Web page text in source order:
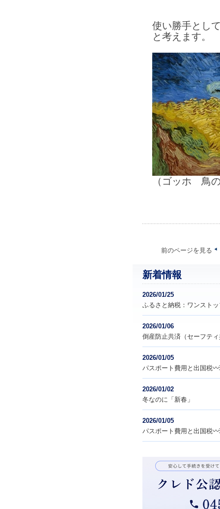
使い勝手とし
と考えます。
（ゴッホ 鳥
前のページを見る
新着情報
2026/01/25
ふるさと納税：ワンスト
2026/01/06
倒産防止共済（セーフテ
2026/01/05
パスポート費用と出国税
2026/01/02
冬なのに「新春」
2026/01/05
パスポート費用と出国税